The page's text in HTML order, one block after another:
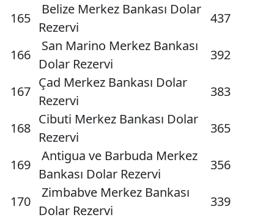
165
Belize Merkez Bankası Dolar
Rezervi
437
166
San Marino Merkez Bankası
Dolar Rezervi
392
167
Çad Merkez Bankası Dolar
Rezervi
383
168
Cibuti Merkez Bankası Dolar
Rezervi
365
169
Antigua ve Barbuda Merkez
Bankası Dolar Rezervi
356
170
Zimbabve Merkez Bankası
Dolar Rezervi
339